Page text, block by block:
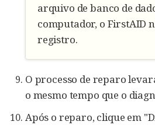
arquivo de banco de
computador, o FirstAID
registro.
O processo de reparo
o mesmo tempo que o
Após o reparo, clique em